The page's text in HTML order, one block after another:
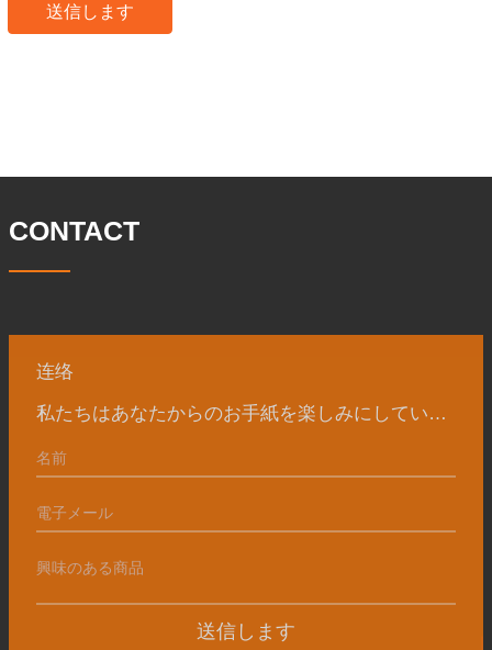
送信します
CONTACT
连络
私たちはあなたからのお手紙を楽しみにしています
送信します